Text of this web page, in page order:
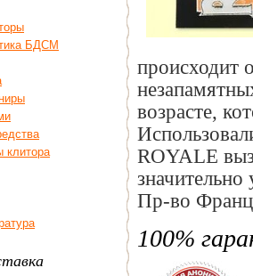
происходит
возрасте,
ROYALE
значительно
Пр-во
100%
БДСМ
клитора